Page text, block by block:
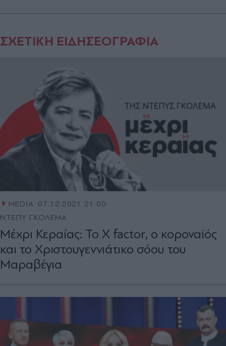
ΣΧΕΤΙΚΗ ΕΙΔΗΣΕΟΓΡΑΦΙΑ
MEDIA
07.12.2021 21:00
ΝΤΕΠΥ ΓΚΟΛΕΜΑ
Μέχρι Κεραίας: Το X factor, ο κοροναϊός
και το Χριστουγεννιάτικο σόου του
Μαραβέγια